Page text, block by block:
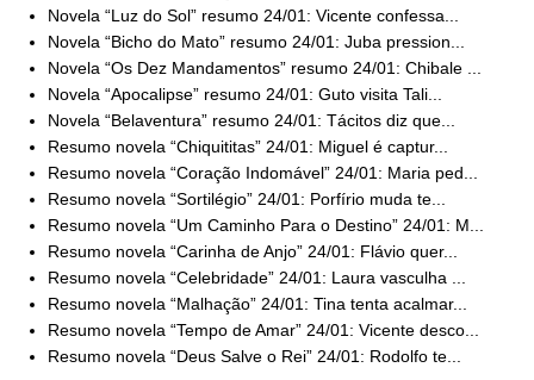
Novela “Luz do Sol” resumo 24/01: Vicente confessa...
Novela “Bicho do Mato” resumo 24/01: Juba pression...
Novela “Os Dez Mandamentos” resumo 24/01: Chibale ...
Novela “Apocalipse” resumo 24/01: Guto visita Tali...
Novela “Belaventura” resumo 24/01: Tácitos diz que...
Resumo novela “Chiquititas” 24/01: Miguel é captur...
Resumo novela “Coração Indomável” 24/01: Maria ped...
Resumo novela “Sortilégio” 24/01: Porfírio muda te...
Resumo novela “Um Caminho Para o Destino” 24/01: M...
Resumo novela “Carinha de Anjo” 24/01: Flávio quer...
Resumo novela “Celebridade” 24/01: Laura vasculha ...
Resumo novela “Malhação” 24/01: Tina tenta acalmar...
Resumo novela “Tempo de Amar” 24/01: Vicente desco...
Resumo novela “Deus Salve o Rei” 24/01: Rodolfo te...